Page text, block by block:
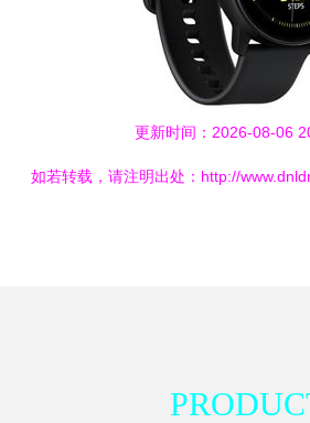
更新时间：2026-08-06
如若转载，请注明出处：http://